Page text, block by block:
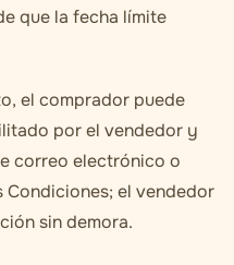
que la fecha límite
el comprador puede
por el vendedor y
correo electrónico o
el vendedor
sin demora.